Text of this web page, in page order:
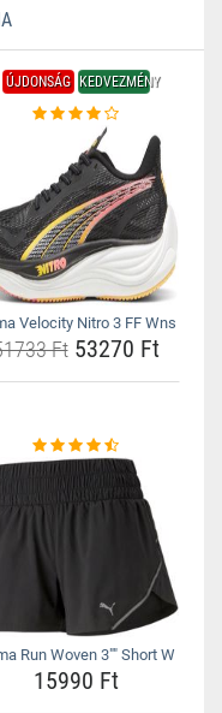
ÚJDONSÁG KEDVEZMÉNY
Velocity Nitro 3 FF Wns
Ft53270 Ft
Run Woven 3"" Short W
15990 Ft